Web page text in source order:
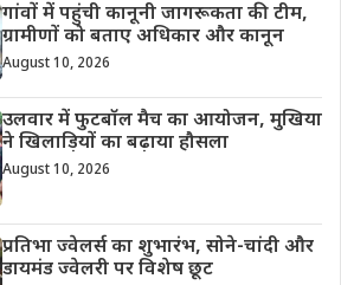
गांवों में पहुंची कानूनी जागरूकता की टीम,
ग्रामीणों को बताए अधिकार और कानून
August 10, 2026
उलवार में फुटबॉल मैच का आयोजन, मुखिया
ने खिलाड़ियों का बढ़ाया हौसला
August 10, 2026
प्रतिभा ज्वेलर्स का शुभारंभ, सोने-चांदी और
डायमंड ज्वेलरी पर विशेष छूट